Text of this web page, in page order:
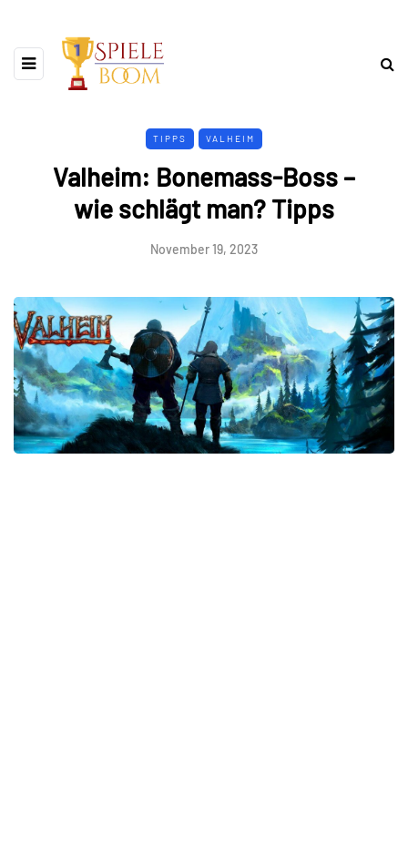
TIPPS VALHEIM
Valheim: Bonemass-Boss –
wie schlägt man? Tipps
November 19, 2023